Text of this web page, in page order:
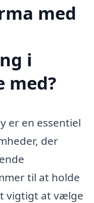
med
i
med?
er en essentiel
der
til at holde
vigtigt at vælge